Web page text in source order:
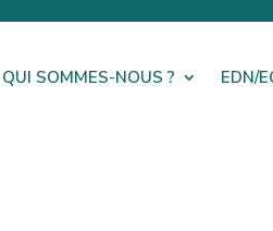
QUI SOMMES-NOUS ? EDN/